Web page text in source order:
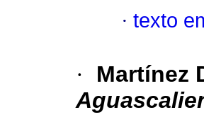
· texto
·
Martínez